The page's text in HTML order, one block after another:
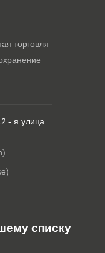
торговля
- я улица
списку